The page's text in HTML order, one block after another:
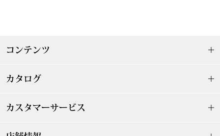
おすすめブラ
コンテンツ
カタログ
カスタマーサービス